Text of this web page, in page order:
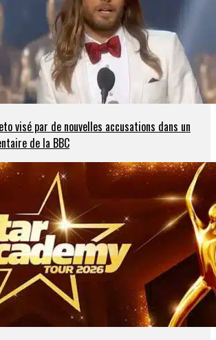
visé par de nouvelles accusations dans un
de la BBC